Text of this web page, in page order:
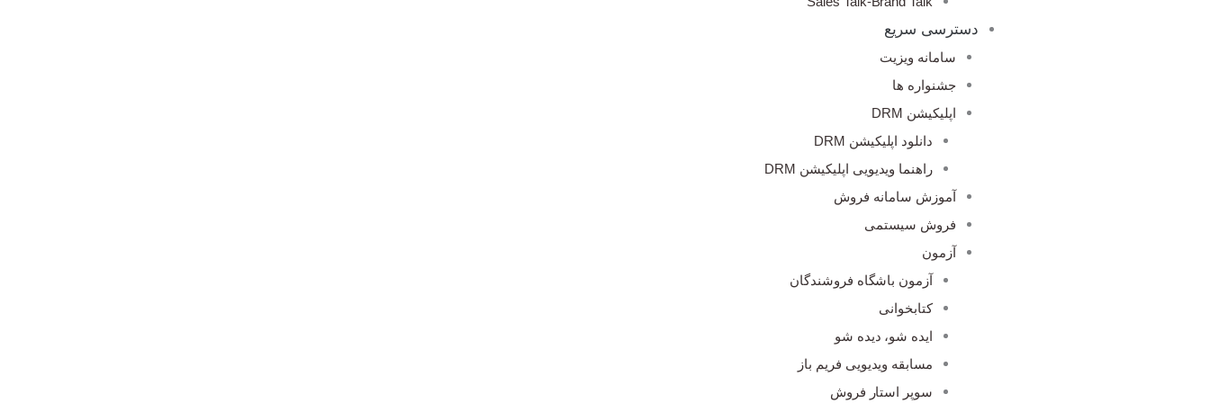
دسترسی سریع
سامانه ویزیت
جشنواره ها
اپلیکیشن DRM
دانلود اپلیکیشن DRM
راهنما ویدیویی اپلیکیشن DRM
آموزش سامانه فروش
فروش سیستمی
آزمون
آزمون باشگاه فروشندگان
کتابخوانی
ایده شو، دیده شو
مسابقه ویدیویی فریم باز
سوپر استار فروش